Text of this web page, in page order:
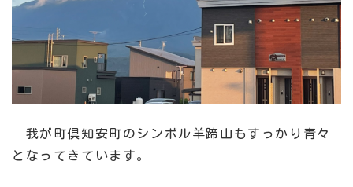
我が町倶知安町のシンボル羊蹄山もすっかり青々
となってきています。